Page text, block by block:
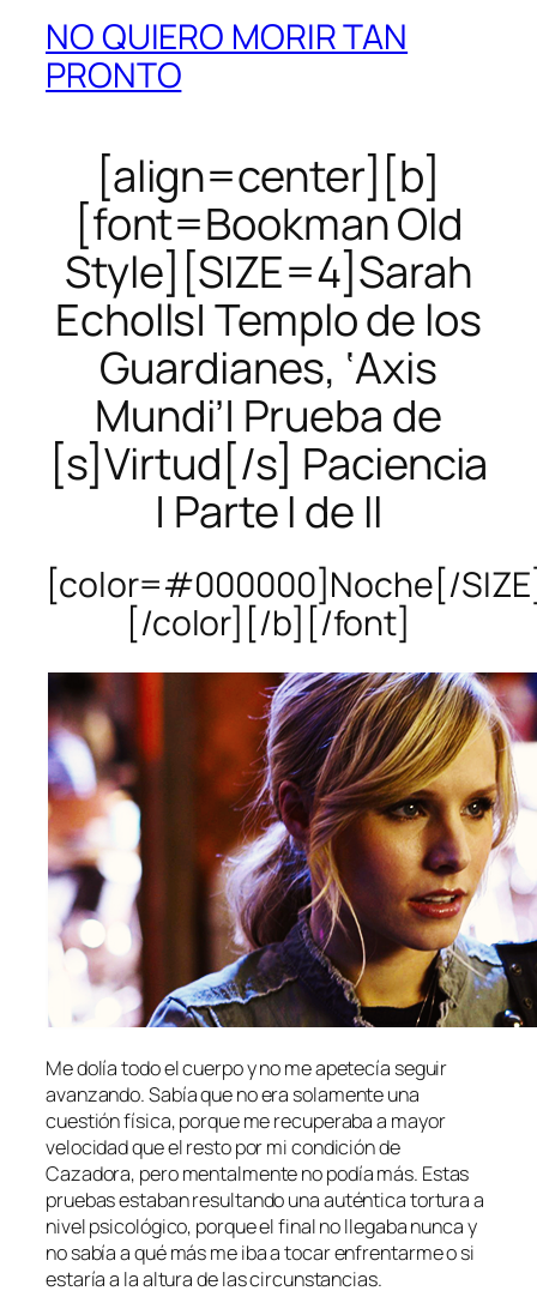
NO QUIERO MORIR TAN
PRONTO
[align=center][b]
[font=Bookman Old
Style][SIZE=4]Sarah
Echolls| Templo de los
Guardianes, ‘Axis
Mundi’| Prueba de
[s]Virtud[/s] Paciencia
| Parte I de II
[color=#000000]Noche[/
[/color][/b][/font]
Me dolía todo el cuerpo y no me apetecía seguir
avanzando. Sabía que no era solamente una
cuestión física, porque me recuperaba a mayor
velocidad que el resto por mi condición de
Cazadora, pero mentalmente no podía más. Estas
pruebas estaban resultando una auténtica tortura a
nivel psicológico, porque el final no llegaba nunca y
no sabía a qué más me iba a tocar enfrentarme o si
estaría a la altura de las circunstancias.